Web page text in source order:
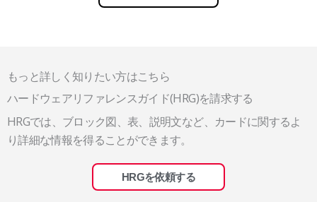
もっと詳しく知りたい方はこちら
ハードウェアリファレンスガイド(HRG)を請求する
HRGでは、ブロック図、表、説明文など、カードに関するよ
り詳細な情報を得ることができます。
HRGを依頼する